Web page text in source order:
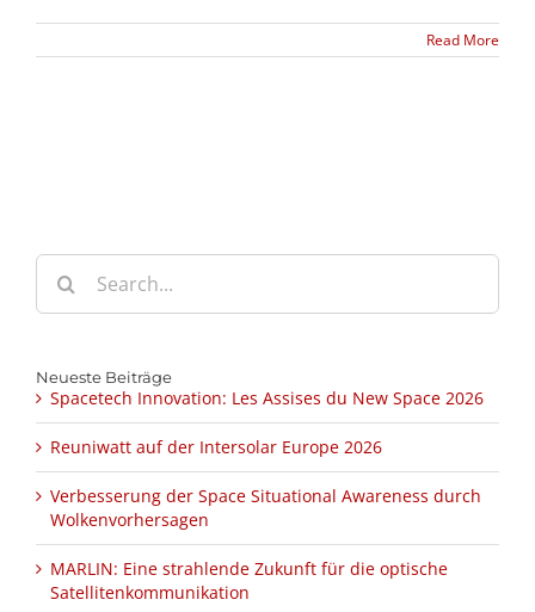
Read More
Search
for:
Neueste Beiträge
Spacetech Innovation: Les Assises du New Space 2026
Reuniwatt auf der Intersolar Europe 2026
Verbesserung der Space Situational Awareness durch
Wolkenvorhersagen
MARLIN: Eine strahlende Zukunft für die optische
Satellitenkommunikation